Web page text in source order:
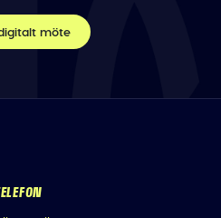
möte